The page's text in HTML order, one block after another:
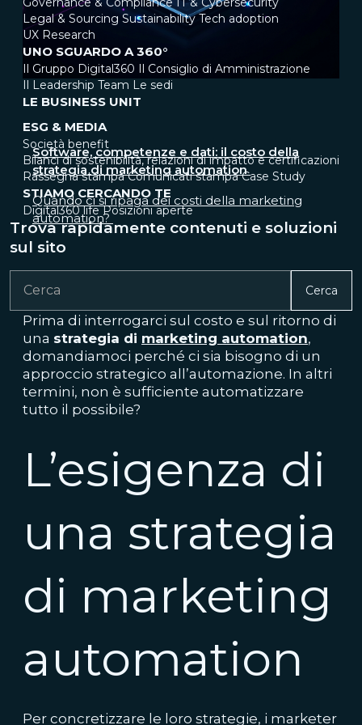
Legal & Sourcing Sustainability Tech adoption
UX Research
UNO SGUARDO A 360°
Il Gruppo Digital360 Il Consiglio di Amministrazione
Il Leadership Team Le sedi
LE BUSINESS UNIT
ESG & MEDIA
Società benefit
Bilanci di sostenibilità, relazioni di impatto e certificazioni
Rassegna stampa Comunicati stampa Case Study
STIAMO CERCANDO TE
Digital360 life Posizioni aperte
Trova rapidamente contenuti e soluzioni
sul sito
Cerca
Software, competenze e dati: il costo della
strategia di marketing automation
Quando ci si ripaga dei costi della marketing
automation?
Prima di interrogarci sul costo e sul ritorno di
una strategia di marketing automation,
domandiamoci perché ci sia bisogno di un
approccio strategico all’automazione. In altri
termini, non è sufficiente automatizzare
tutto il possibile?
L’esigenza di
una strategia
di marketing
automation
Per concretizzare le loro strategie, i marketer